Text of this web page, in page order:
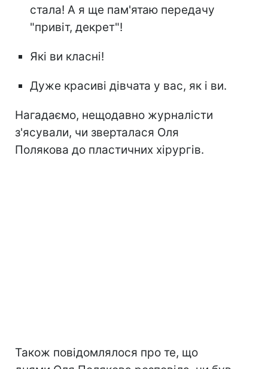
стала! А я ще пам'ятаю передачу
"привіт, декрет"!
Які ви класні!
Дуже красиві дівчата у вас, як і ви.
Нагадаємо, нещодавно журналісти
з'ясували, чи зверталася Оля
Полякова до пластичних хірургів.
Також повідомлялося про те, що